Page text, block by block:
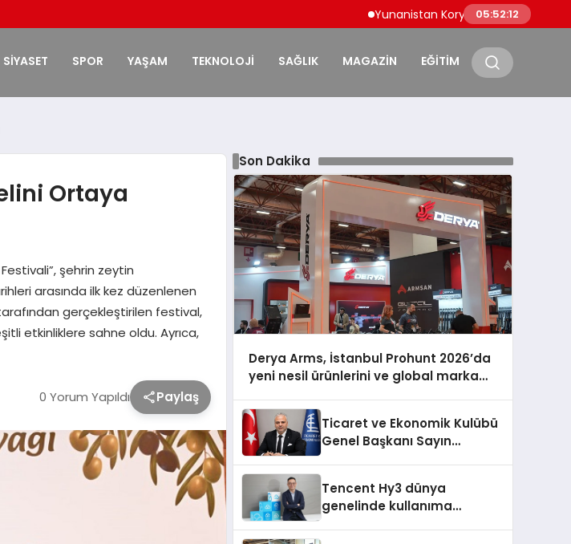
Yunanistan Korydallos Cezaevi’nde Türk
05:52:13
SİYASET SPOR YAŞAM TEKNOLOJİ SAĞLIK MAGAZİN EĞİTİM
Ortaya
şehrin zeytin
arasında ilk kez düzenlenen
gerçekleştirilen festival,
etkinliklere sahne oldu. Ayrıca,
0 Yorum Yapıldı Paylaş
Son Dakika
Derya Arms, İstanbul Prohunt 2026’da
yeni nesil ürünlerini ve global marka
Ticaret ve Ekonomik Kulübü
Genel Başkanı Sayın
şunları kaydetti:
Tencent Hy3 dünya
genelinde kullanıma